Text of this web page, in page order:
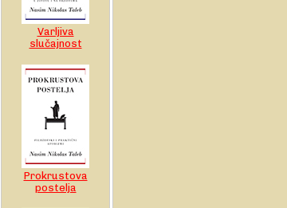
Varljiva
slučajnost
Prokrustova
postelja